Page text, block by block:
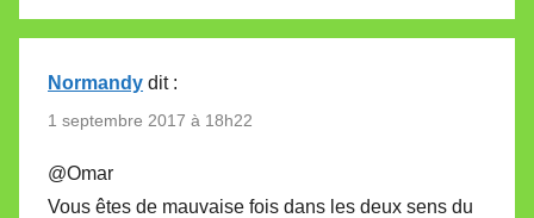
Normandy dit :
1 septembre 2017 à 18h22
@Omar
Vous êtes de mauvaise fois dans les deux sens du